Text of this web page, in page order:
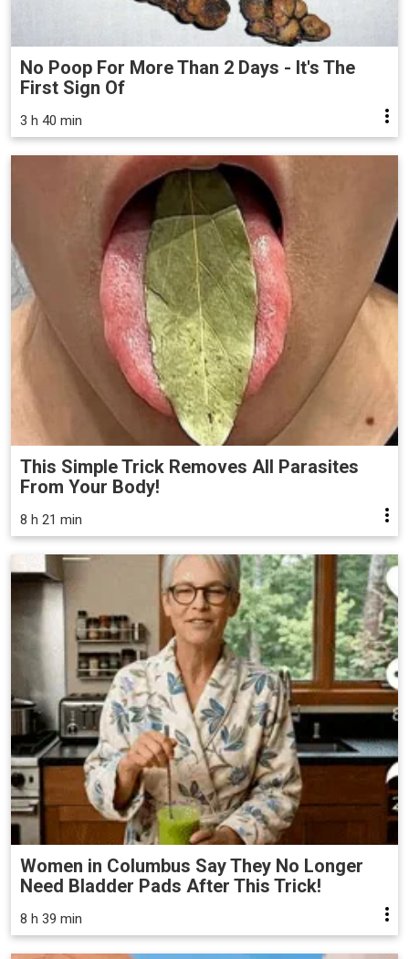
No Poop For More Than 2 Days - It's The
First Sign Of
3 h 40 min
This Simple Trick Removes All Parasites
From Your Body!
8 h 21 min
Women in Columbus Say They No Longer
Need Bladder Pads After This Trick!
8 h 39 min